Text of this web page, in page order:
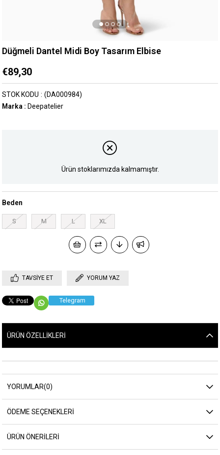
Düğmeli Dantel Midi Boy Tasarım Elbise
€89,30
(DA000984)
STOK KODU
Marka : Deepatelier
Ürün stoklarımızda kalmamıştır.
Beden
S M L XL
TAVSIYE ET YORUM YAZ
Telegram
ÜRÜN ÖZELLIKLERI
YORUMLAR(0)
ÖDEME SEÇENEKLERI
ÜRÜN ÖNERILERI